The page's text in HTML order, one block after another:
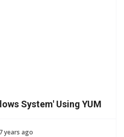
System' Using YUM
years ago